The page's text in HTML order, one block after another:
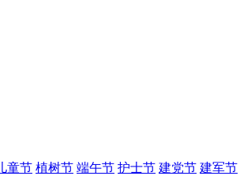
童节 植树节 端午节 护士节 建党节 建军节